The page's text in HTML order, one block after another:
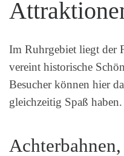
Im Ruhrgebiet liegt der
vereint historische
Besucher können hier
gleichzeitig Spaß haben.